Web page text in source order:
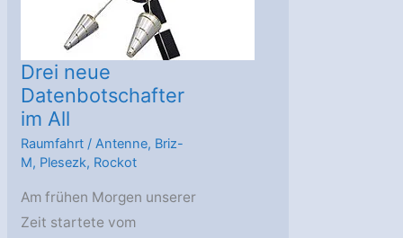
Drei neue
Datenbotschafter
im All
Raumfahrt /Antenne, Briz-
M, Plesezk, Rockot
Am frühen Morgen unserer
Zeit startete vom